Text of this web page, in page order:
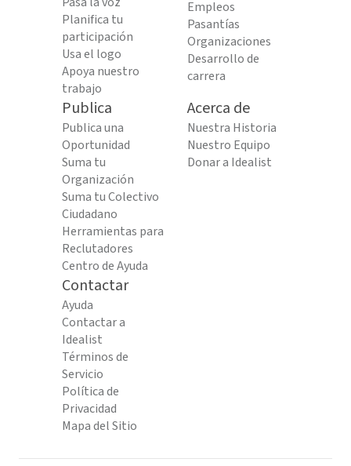
Planifica tu
participación
Usa el logo
Apoya nuestro
trabajo
Empleos
Pasantías
Organizaciones
Desarrollo de
carrera
Publica
Publica una
Oportunidad
Suma tu
Organización
Suma tu Colectivo
Ciudadano
Herramientas para
Reclutadores
Centro de Ayuda
Acerca de
Nuestra Historia
Nuestro Equipo
Donar a Idealist
Contactar
Ayuda
Contactar a
Idealist
Términos de
Servicio
Política de
Privacidad
Mapa del Sitio